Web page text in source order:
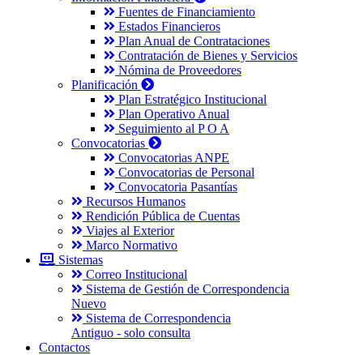
Fuentes de Financiamiento
Estados Financieros
Plan Anual de Contrataciones
Contratación de Bienes y Servicios
Nómina de Proveedores
Planificación
Plan Estratégico Institucional
Plan Operativo Anual
Seguimiento al P O A
Convocatorias
Convocatorias ANPE
Convocatorias de Personal
Convocatoria Pasantías
Recursos Humanos
Rendición Pública de Cuentas
Viajes al Exterior
Marco Normativo
Sistemas
Correo Institucional
Sistema de Gestión de Correspondencia
Nuevo
Sistema de Correspondencia
Antiguo - solo consulta
Contactos